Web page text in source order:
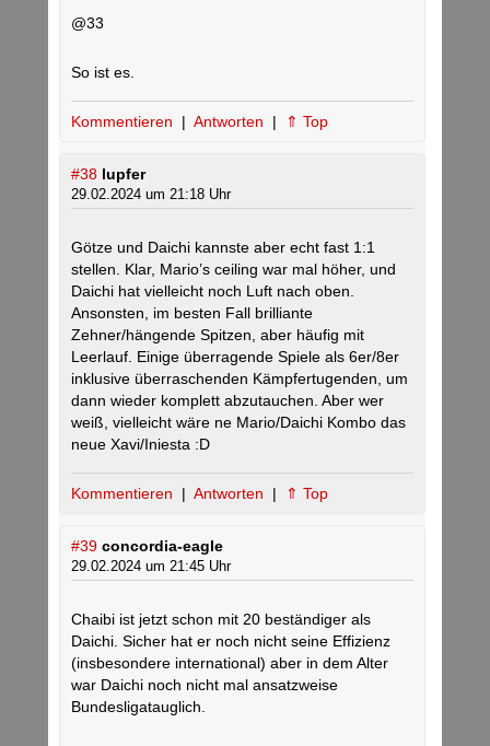
@33
So ist es.
Kommentieren | Antworten | ⇑ Top
#38 lupfer
29.02.2024 um 21:18 Uhr
Götze und Daichi kannste aber echt fast 1:1
stellen. Klar, Mario’s ceiling war mal höher, und
Daichi hat vielleicht noch Luft nach oben.
Ansonsten, im besten Fall brilliante
Zehner/hängende Spitzen, aber häufig mit
Leerlauf. Einige überragende Spiele als 6er/8er
inklusive überraschenden Kämpfertugenden, um
dann wieder komplett abzutauchen. Aber wer
weiß, vielleicht wäre ne Mario/Daichi Kombo das
neue Xavi/Iniesta :D
Kommentieren | Antworten | ⇑ Top
#39 concordia-eagle
29.02.2024 um 21:45 Uhr
Chaibi ist jetzt schon mit 20 beständiger als
Daichi. Sicher hat er noch nicht seine Effizienz
(insbesondere international) aber in dem Alter
war Daichi noch nicht mal ansatzweise
Bundesligatauglich.